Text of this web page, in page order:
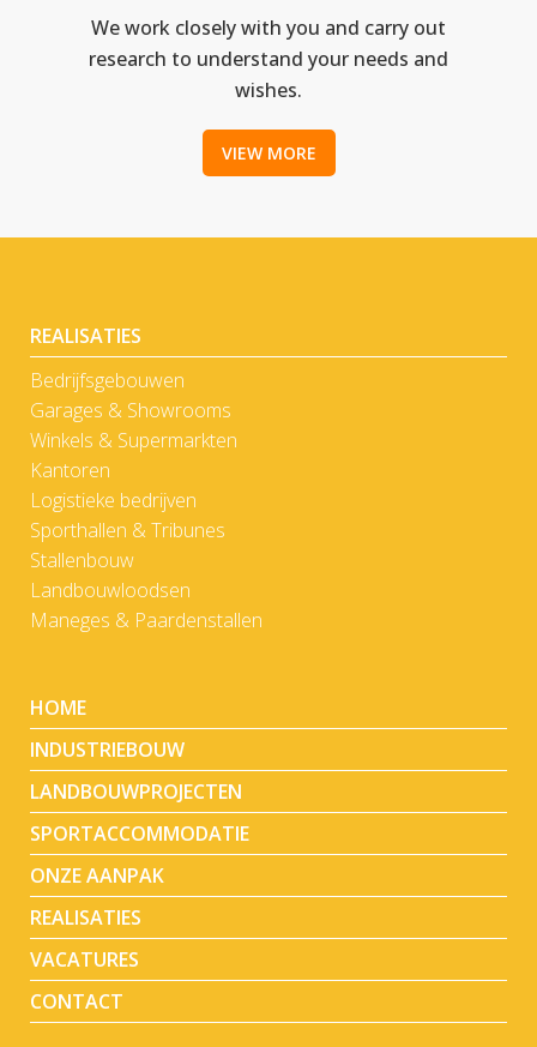
We work closely with you and carry out
research to understand your needs and
wishes.
VIEW MORE
REALISATIES
Bedrijfsgebouwen
Garages & Showrooms
Winkels & Supermarkten
Kantoren
Logistieke bedrijven
Sporthallen & Tribunes
Stallenbouw
Landbouwloodsen
Maneges & Paardenstallen
HOME
INDUSTRIEBOUW
LANDBOUWPROJECTEN
SPORTACCOMMODATIE
ONZE AANPAK
REALISATIES
VACATURES
CONTACT